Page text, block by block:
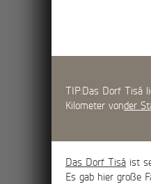
TIP:Das Dorf Tisá
Kilometer vonder
Das Dorf Tisá ist
Es gab hier große